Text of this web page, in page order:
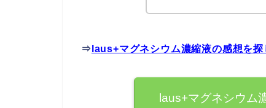
⇒ laus+マグネシウム濃縮液の感想を
laus+マグネシウム